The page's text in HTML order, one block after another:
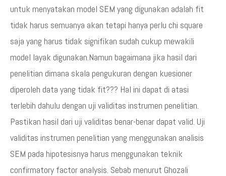
untuk menyatakan model SEM yang digunakan adalah fit
tidak harus semuanya akan tetapi hanya perlu chi square
saja yang harus tidak signifikan sudah cukup mewakili
model layak digunakan.Namun bagaimana jika hasil dari
penelitian dimana skala pengukuran dengan kuesioner
diperoleh data yang tidak fit??? Hal ini dapat di atasi
terlebih dahulu dengan uji validitas instrumen penelitian.
Pastikan hasil dari uji validitas benar-benar dapat valid. Uji
validitas instrumen penelitian yang menggunakan analisis
SEM pada hipotesisnya harus menggunakan teknik
confirmatory factor analysis. Sebab menurut Ghozali